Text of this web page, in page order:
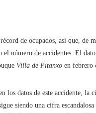
de ocupados, así que,
el número de accidentes. El
Villa de Pitanxo en febrero
los datos de este accidente,
siendo una cifra